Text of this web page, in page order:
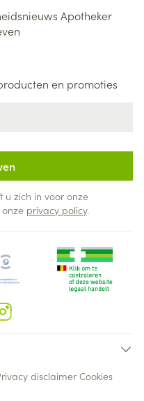
Apotheker
en promoties
u zich in voor onze
privacy policy.
disclaimer Cookies